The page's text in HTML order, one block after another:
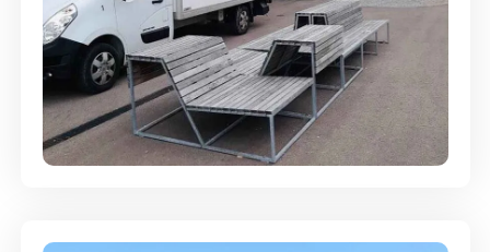
Umzugsreinigung - mit
Abgabegarantie